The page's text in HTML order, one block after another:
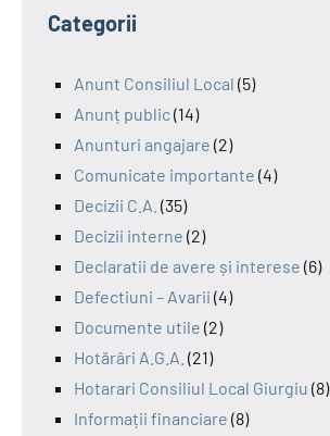
Categorii
Anunt Consiliul Local (5)
Anunț public(14)
Anunturi angajare (2)
Comunicate importante (4)
Decizii C.A. (35)
Decizii interne (2)
Declaratii de avere și interese (6)
Defectiuni – Avarii (4)
Documente utile (2)
Hotărâri A.G.A. (21)
Hotarari Consiliul Local Giurgiu (8)
Informații financiare (8)